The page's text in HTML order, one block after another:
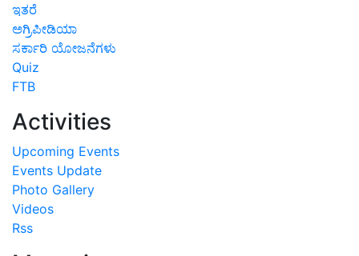
ಇತರೆ
ಅಗ್ರಿಪೀಡಿಯಾ
ಸರ್ಕಾರಿ ಯೋಜನೆಗಳು
Quiz
FTB
Activities
Upcoming Events
Events Update
Photo Gallery
Videos
Rss